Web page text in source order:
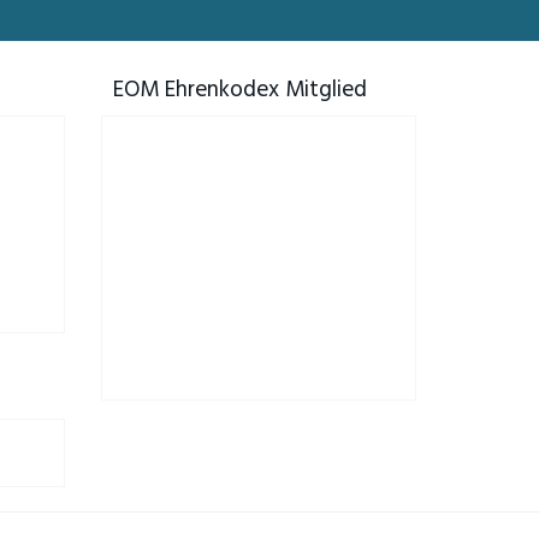
EOM Ehrenkodex Mitglied